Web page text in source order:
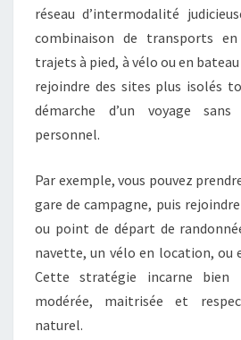
réseau d’intermodalité
combinaison de transports
trajets à pied, à vélo ou en
rejoindre des sites plus isolés
démarche d’un voyage
personnel.
Par exemple, vous pouvez
gare de campagne, puis
ou point de départ de
navette, un vélo en location, ou
Cette stratégie incarne bien
modérée, maitrisée et
naturel.